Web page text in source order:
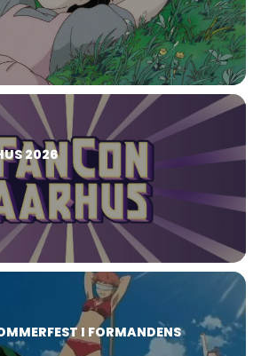
2026
I FORMANDENS